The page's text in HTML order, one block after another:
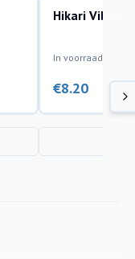
Hikari Vibra
In voorraad
€8.20